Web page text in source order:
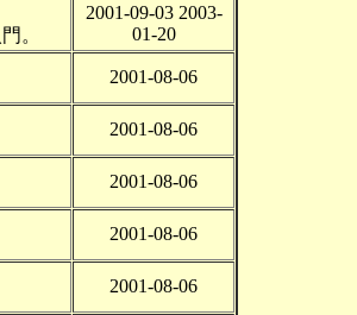
。
2001-09-03 2003-
01-20
2001-08-06
2001-08-06
2001-08-06
2001-08-06
2001-08-06